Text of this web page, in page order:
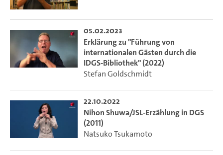
05.02.2023
Erklärung zu "Führung von
internationalen Gästen durch die
IDGS-Bibliothek" (2022)
Stefan Goldschmidt
22.10.2022
Nihon Shuwa/JSL-Erzählung in DGS
(2011)
Natsuko Tsukamoto